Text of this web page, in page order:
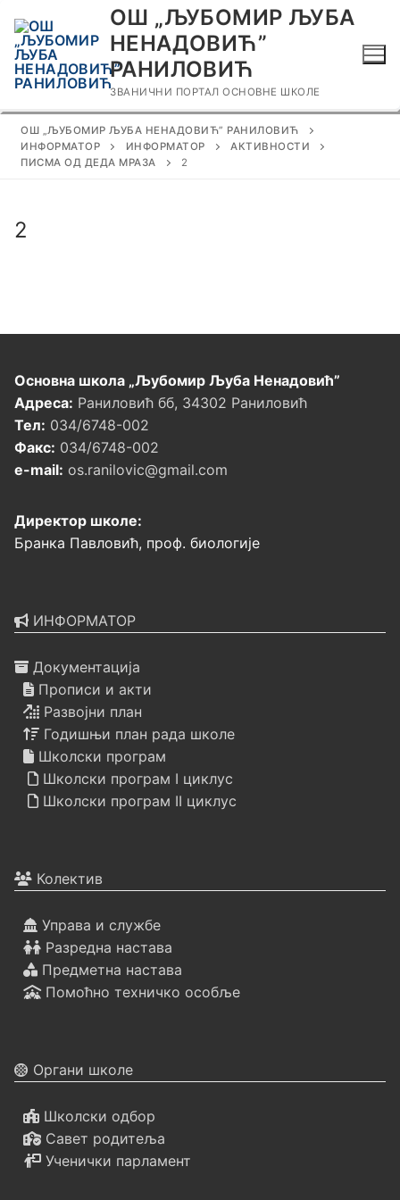
до
садржаја
ОШ „ЉУБОМИР ЉУБА
НЕНАДОВИЋ”
РАНИЛОВИЋ
ЗВАНИЧНИ ПОРТАЛ ОСНОВНЕ ШКОЛЕ
ОШ „ЉУБОМИР ЉУБА НЕНАДОВИЋ” РАНИЛОВИЋ
ИНФОРМАТОР
ИНФОРМАТОР
АКТИВНОСТИ
ПИСМА ОД ДЕДА МРАЗА
2
2
Основна школа „Љубомир Љуба Ненадовић”
Адреса: Раниловић бб, 34302 Раниловић
Тел: 034/6748-002
Факс: 034/6748-002
e-mail: os.ranilovic@gmail.com
Директор школе:
Бранка Павловић, проф. биологије
ИНФОРМАТОР
Документација
Прописи и акти
Развојни план
Годишњи план рада школе
Школски програм
Школски програм I циклус
Школски програм II циклус
Колектив
Управа и службе
Разредна настава
Предметна настава
Помоћно техничко особље
Органи школе
Школски одбор
Савет родитеља
Ученички парламент